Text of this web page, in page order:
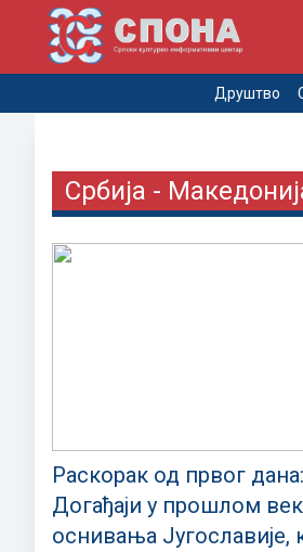
Друштво
Србија -
Раскорак од првог дана:
Догађаји у прошлом
оснивања Југославије,